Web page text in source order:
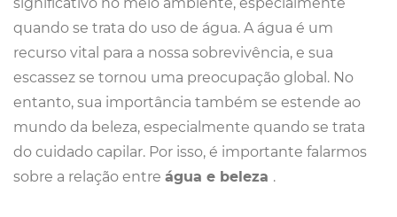
quando se trata do uso de água. A água é um
recurso vital para a nossa sobrevivência, e sua
escassez se tornou uma preocupação global. No
entanto, sua importância também se estende ao
mundo da beleza, especialmente quando se trata
do cuidado capilar. Por isso, é importante falarmos
sobre a relação entre água e beleza .